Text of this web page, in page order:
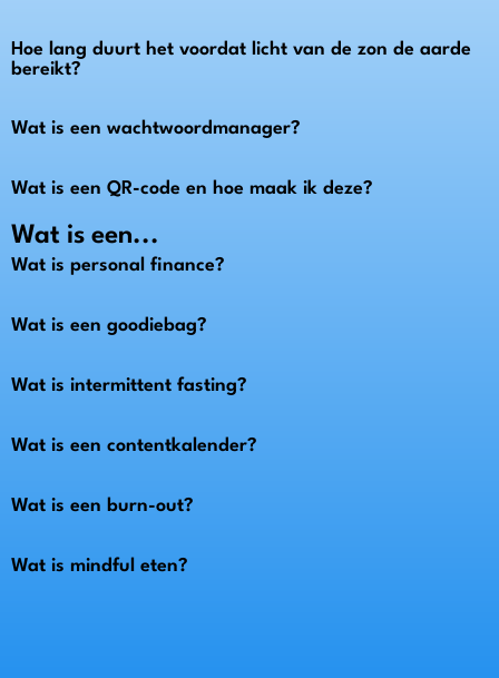
Hoe lang duurt het voordat licht van de zon de aarde
bereikt?
Wat is een wachtwoordmanager?
Wat is een QR-code en hoe maak ik deze?
Wat is een...
Wat is personal finance?
Wat is een goodiebag?
Wat is intermittent fasting?
Wat is een contentkalender?
Wat is een burn-out?
Wat is mindful eten?